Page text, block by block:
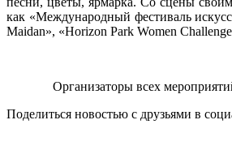
как «Международный фестиваль
Maidan», «Horizon Park Women Challenge
Организаторы всех
Поделиться новостью с друзьями в